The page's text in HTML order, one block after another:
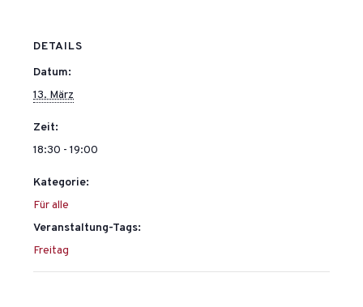
DETAILS
Datum:
13. März
Zeit:
18:30 - 19:00
Kategorie:
Für alle
Veranstaltung-Tags:
Freitag